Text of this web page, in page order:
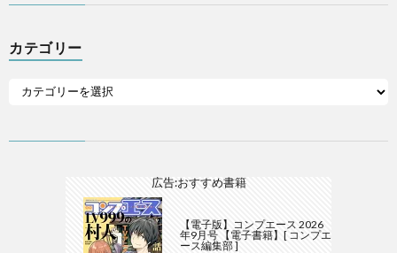
カテゴリー
広告:おすすめ書籍
【電子版】コンプエース 2026
年9月号 【電子書籍】[ コンプエ
ース編集部 ]